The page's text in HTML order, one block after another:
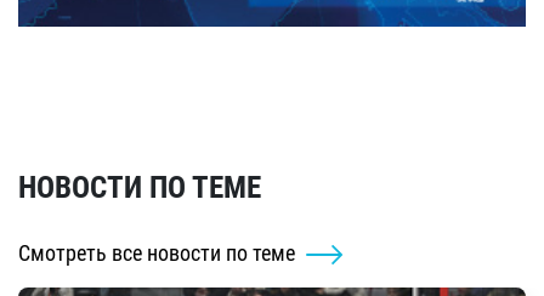
НОВОСТИ ПО ТЕМЕ
Смотреть все новости по теме